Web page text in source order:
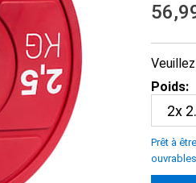
Poids:
Prêt à
ouvrables